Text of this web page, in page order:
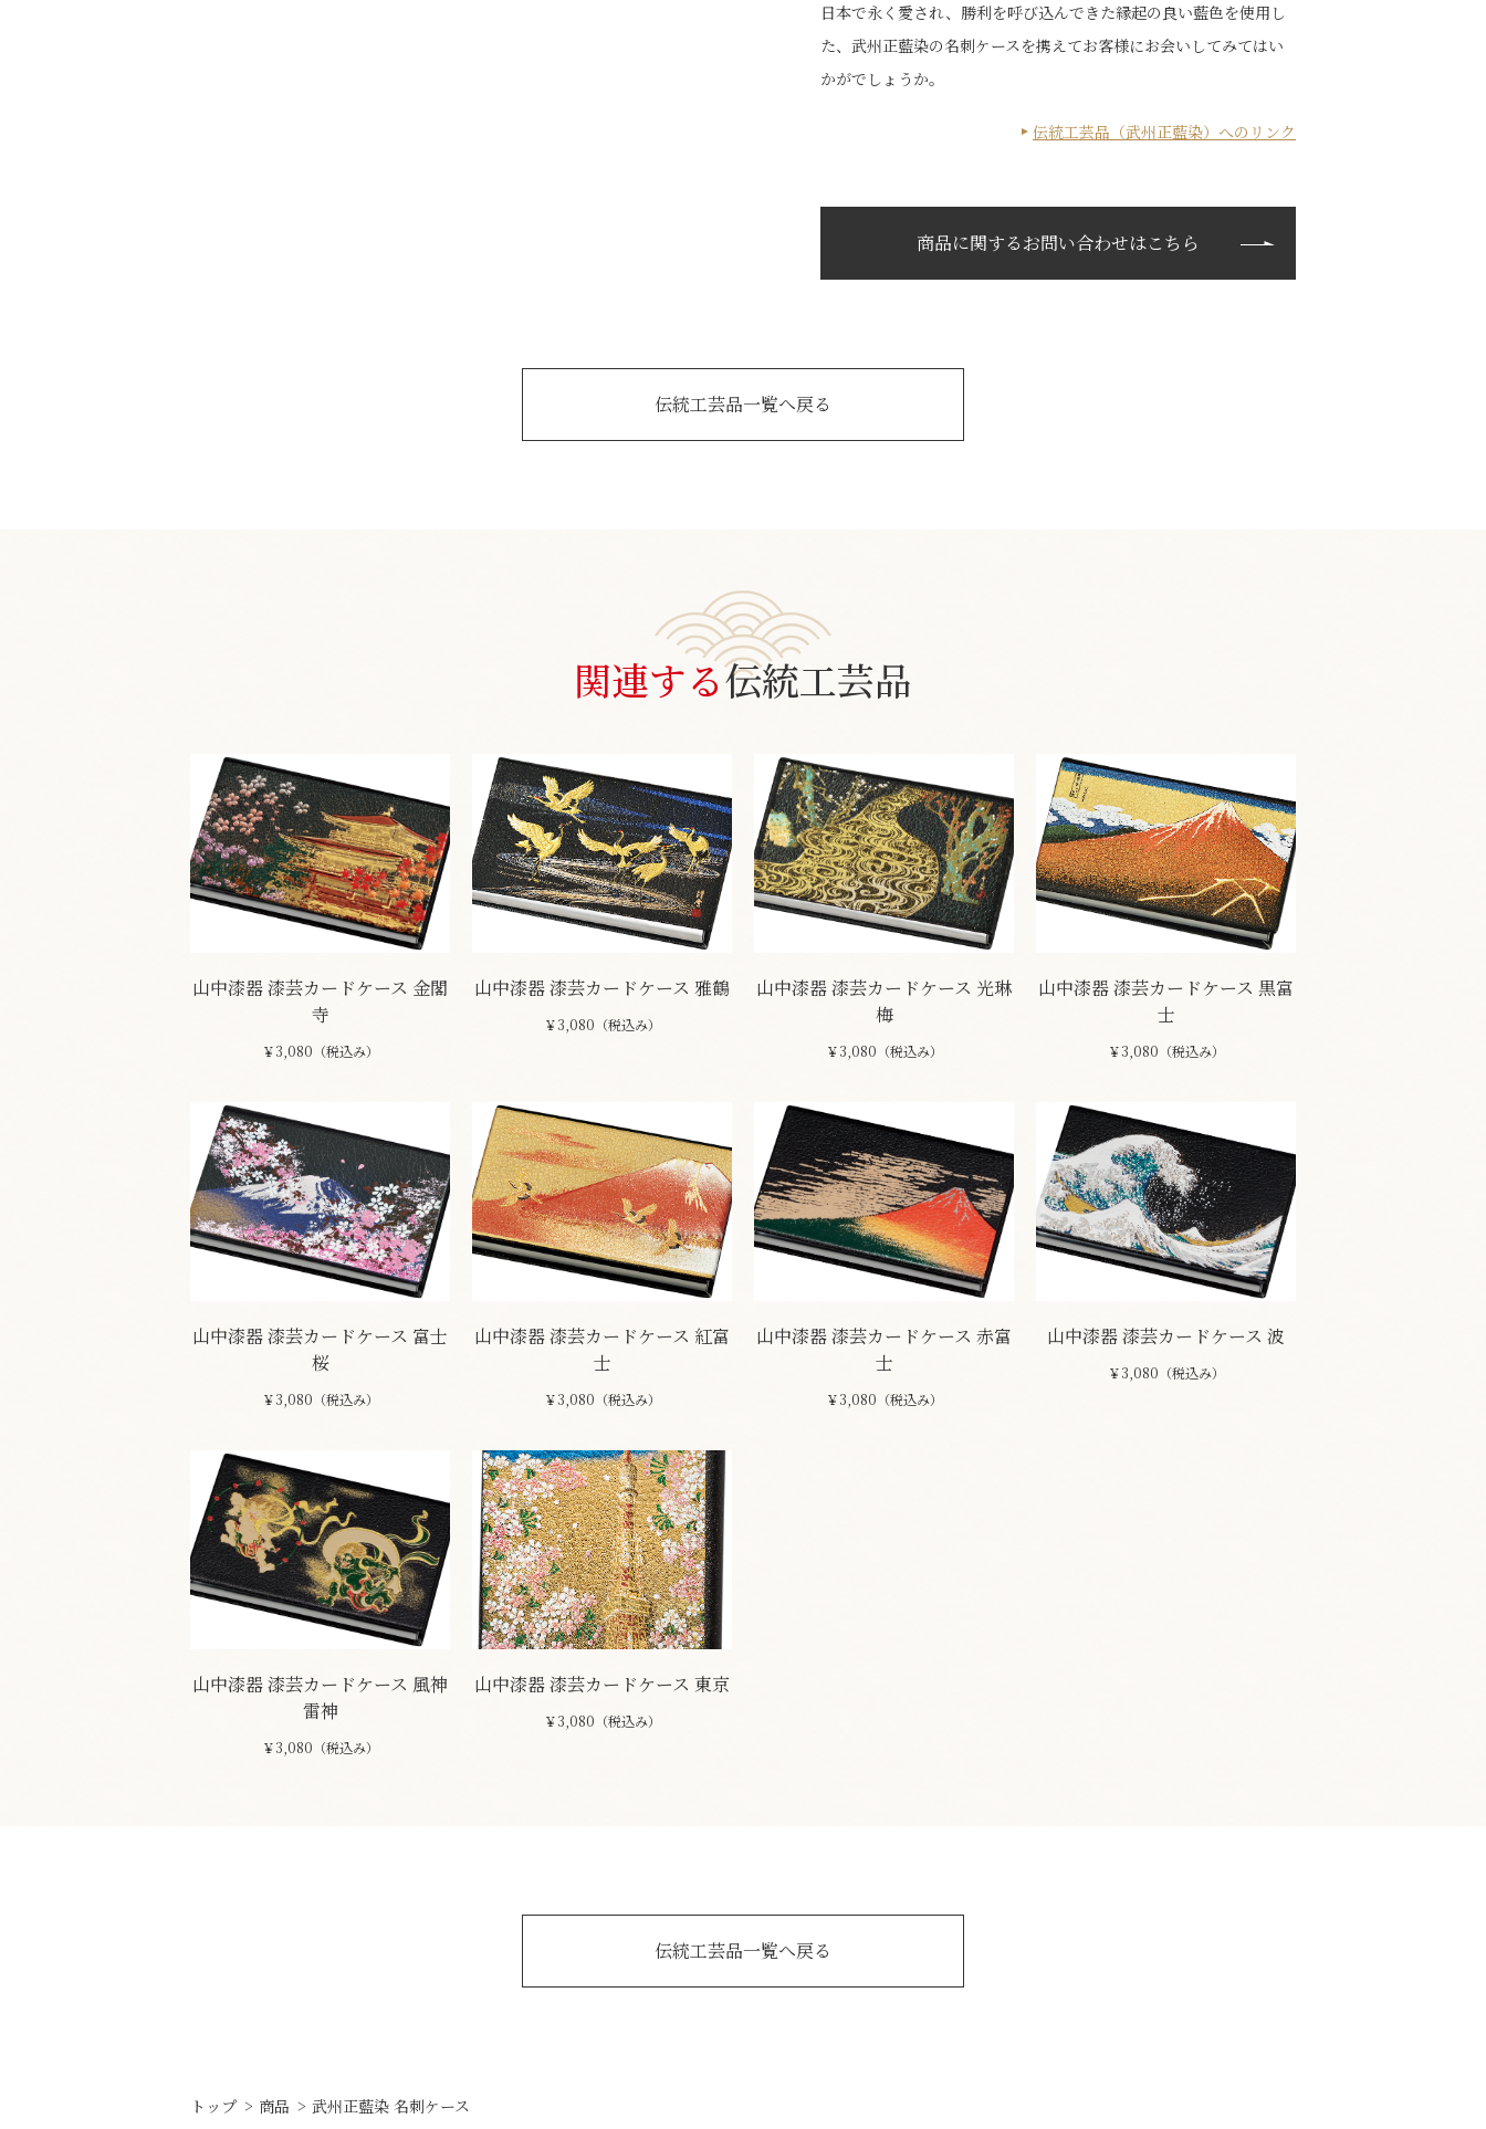
日本で永く愛され、勝利を呼び込んできた縁起の良い藍色を使用し
た、武州正藍染の名刺ケースを携えてお客様にお会いしてみてはい
かがでしょうか。
伝統工芸品（武州正藍染）へのリンク
商品に関するお問い合わせはこちら
伝統工芸品一覧へ戻る
関連する伝統工芸品
山中漆器 漆芸カードケース 金閣
寺
￥3,080（税込み）
山中漆器 漆芸カードケース 雅鶴
￥3,080（税込み）
山中漆器 漆芸カードケース 光琳
梅
￥3,080（税込み）
山中漆器 漆芸カードケース 黒富
士
￥3,080（税込み）
山中漆器 漆芸カードケース 富士
桜
￥3,080（税込み）
山中漆器 漆芸カードケース 紅富
士
￥3,080（税込み）
山中漆器 漆芸カードケース 赤富
士
￥3,080（税込み）
山中漆器 漆芸カードケース 波
￥3,080（税込み）
山中漆器 漆芸カードケース 風神
雷神
￥3,080（税込み）
山中漆器 漆芸カードケース 東京
￥3,080（税込み）
伝統工芸品一覧へ戻る
トップ 商品 武州正藍染 名刺ケース